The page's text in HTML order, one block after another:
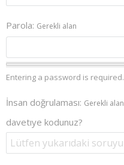
Parola Gerekli alan
Entering a password is required.
İnsan doğrulaması Gerekli alan
davetıye kodunuz?